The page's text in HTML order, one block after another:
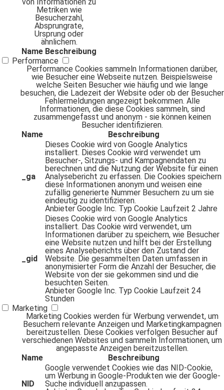
Metriken wie
Besucherzahl,
Absprungrate,
Ursprung oder
ähnlichem.
Name Beschreibung
Performance
Performance Cookies sammeln Informationen darüber,
wie Besucher eine Webseite nutzen. Beispielsweise
welche Seiten Besucher wie häufig und wie lange
besuchen, die Ladezeit der Website oder ob der Besucher
Fehlermeldungen angezeigt bekommen. Alle
Informationen, die diese Cookies sammeln, sind
zusammengefasst und anonym - sie können keinen
Besucher identifizieren.
Name
Beschreibung
_ga
Dieses Cookie wird von Google Analytics
installiert. Dieses Cookie wird verwendet um
Besucher-, Sitzungs- und Kampagnendaten zu
berechnen und die Nutzung der Website für einen
Analysebericht zu erfassen. Die Cookies speichern
diese Informationen anonym und weisen eine
zufällig generierte Nummer Besuchern zu um sie
eindeutig zu identifizieren.
Anbieter Google Inc. Typ Cookie Laufzeit 2 Jahre
_gid
Dieses Cookie wird von Google Analytics
installiert. Das Cookie wird verwendet, um
Informationen darüber zu speichern, wie Besucher
eine Website nutzen und hilft bei der Erstellung
eines Analyseberichts über den Zustand der
Website. Die gesammelten Daten umfassen in
anonymisierter Form die Anzahl der Besucher, die
Website von der sie gekommen sind und die
besuchten Seiten.
Anbieter Google Inc. Typ Cookie Laufzeit 24
Stunden
Marketing
Marketing Cookies werden für Werbung verwendet, um
Besuchern relevante Anzeigen und Marketingkampagnen
bereitzustellen. Diese Cookies verfolgen Besucher auf
verschiedenen Websites und sammeln Informationen, um
angepasste Anzeigen bereitzustellen.
Name
Beschreibung
NID
Google verwendet Cookies wie das NID-Cookie,
um Werbung in Google-Produkten wie der Google-
Suche individuell anzupassen.